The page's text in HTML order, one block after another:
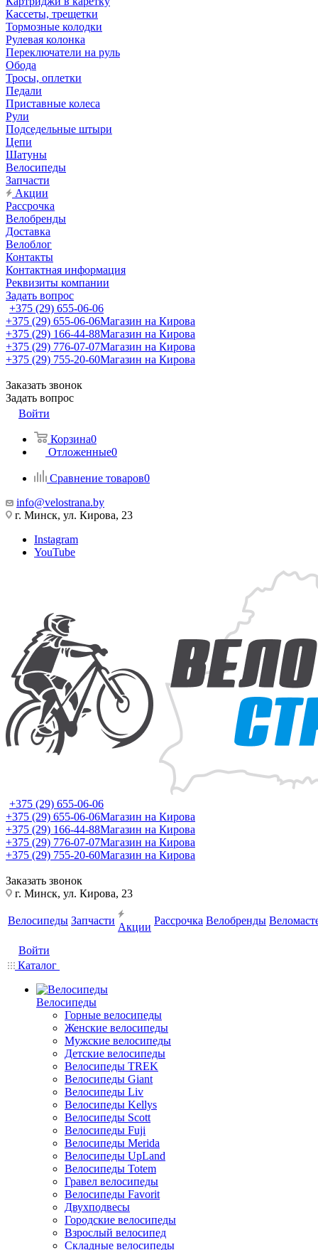
Кассеты, трещетки
Тормозные колодки
Рулевая колонка
Переключатели на руль
Обода
Тросы, оплетки
Педали
Приставные колеса
Рули
Подседельные штыри
Цепи
Шатуны
Велосипеды
Запчасти
Акции
Рассрочка
Велобренды
Доставка
Велоблог
Контакты
Контактная информация
Реквизиты компании
Задать вопрос
+375 (29) 655-06-06
+375 (29) 655-06-06Магазин на Кирова
+375 (29) 166-44-88Магазин на Кирова
+375 (29) 776-07-07Магазин на Кирова
+375 (29) 755-20-60Магазин на Кирова
Заказать звонок
Задать вопрос
Войти
Корзина0
Отложенные0
Сравнение товаров0
info@velostrana.by
г. Минск, ул. Кирова, 23
Instagram
YouTube
+375 (29) 655-06-06
+375 (29) 655-06-06Магазин на Кирова
+375 (29) 166-44-88Магазин на Кирова
+375 (29) 776-07-07Магазин на Кирова
+375 (29) 755-20-60Магазин на Кирова
Заказать звонок
г. Минск, ул. Кирова, 23
Велосипеды Запчасти
Акции
Рассрочка Велобренды
Войти
Каталог
Велосипеды
Горные велосипеды
Женские велосипеды
Мужские велосипеды
Детские велосипеды
Велосипеды TREK
Велосипеды Giant
Велосипеды Liv
Велосипеды Kellys
Велосипеды Scott
Велосипеды Fuji
Велосипеды Merida
Велосипеды UpLand
Велосипеды Totem
Гравел велосипеды
Велосипеды Favorit
Двухподвесы
Городские велосипеды
Взрослый велосипед
Складные велосипеды